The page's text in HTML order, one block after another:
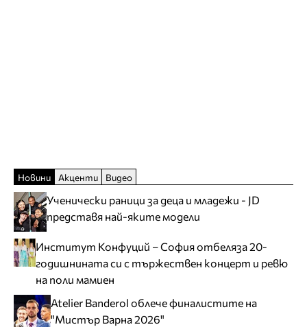
Новини Акценти Видео
Ученически раници за деца и младежи - JD
представя най-яките модели
Институт Конфуций – София отбеляза 20-
годишнината си с тържествен концерт и ревю
на поли мамиен
Atelier Banderol облече финалистите на
"Мистър Варна 2026"